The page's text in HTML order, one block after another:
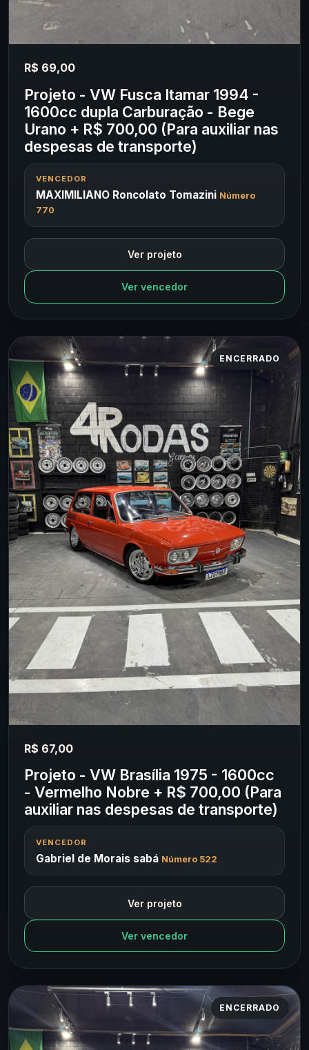
R$ 69,00
Projeto - VW Fusca Itamar 1994 -
1600cc dupla Carburação - Bege
Urano + R$ 700,00 (Para auxiliar nas
despesas de transporte)
VENCEDOR
MAXIMILIANO Roncolato Tomazini Número
770
Ver projeto
Ver vencedor
ENCERRADO
R$ 67,00
Projeto - VW Brasília 1975 - 1600cc
- Vermelho Nobre + R$ 700,00 (Para
auxiliar nas despesas de transporte)
VENCEDOR
Gabriel de Morais sabá Número 522
Ver projeto
Ver vencedor
ENCERRADO